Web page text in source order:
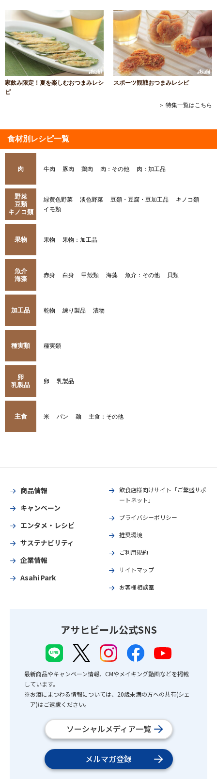
家飲み限定！夏を楽しむおつまみレシ
ピ
スポーツ観戦おつまみレシピ
＞ 特集一覧はこちら
食材別レシピ一覧
肉 牛肉 豚肉 鶏肉 肉：その他 肉：加工品
野菜
豆類
キノコ類
緑黄色野菜 淡色野菜 豆類・豆腐・豆加工品
キノコ類
イモ類
果物 果物 果物：加工品
魚介
海藻
赤身 白身 甲殻類 海藻 魚介：その他 貝類
加工品 乾物 練り製品 漬物
種実類 種実類
卵
乳製品
卵 乳製品
主食 米 パン 麺 主食：その他
商品情報
キャンペーン
エンタメ・レシピ
サステナビリティ
企業情報
Asahi Park
飲食店様向けサイト「ご繁盛サポ
ートネット」
プライバシーポリシー
推奨環境
ご利用規約
サイトマップ
お客様相談室
アサヒビール公式SNS
最新商品やキャンペーン情報、CMやメイキング動画などを掲載
しています。
※お酒にまつわる情報については、20歳未満の方への共有(シェ
ア)はご遠慮ください。
ソーシャルメディア一覧
メルマガ登録